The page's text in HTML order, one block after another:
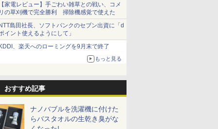
家電レビュー】手ごわい雑草との戦い、コメ
の草刈機で完全勝利 掃除機感覚で使えた
島田社長、ソフトバンクのセブン出資に「d
イント使えるようにして」
、楽天へのローミングを9月末で終了
もっと見る
おすすめ記事
ナノバブルを洗濯機に付けた
らバスタオルの生乾き臭がな